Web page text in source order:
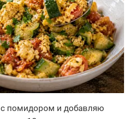
помидором и добавляю